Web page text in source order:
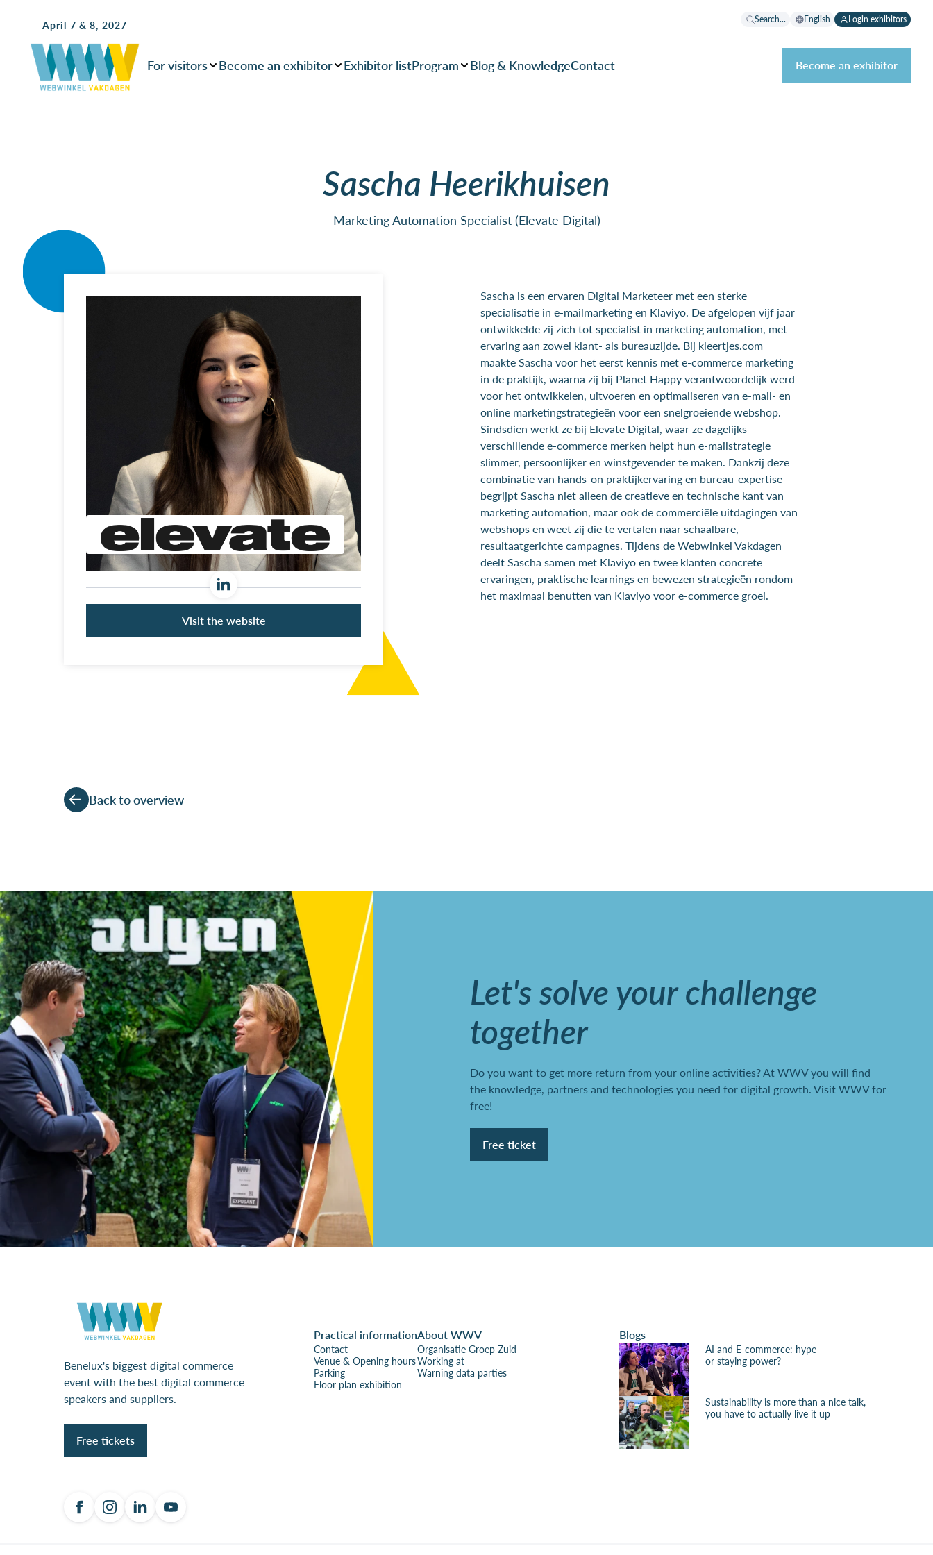
Search... English Login exhibitors
April 7 & 8, 2027
For visitors Become an exhibitor Exhibitor listProgram Blog & KnowledgeContact Become an exhibitor
Sascha Heerikhuisen
Marketing Automation Specialist (Elevate Digital)
Visit the website
Sascha is een ervaren Digital Marketeer met een sterke
specialisatie in e-mailmarketing en Klaviyo. De afgelopen vijf jaar
ontwikkelde zij zich tot specialist in marketing automation, met
ervaring aan zowel klant- als bureauzijde. Bij kleertjes.com
maakte Sascha voor het eerst kennis met e-commerce marketing
in de praktijk, waarna zij bij Planet Happy verantwoordelijk werd
voor het ontwikkelen, uitvoeren en optimaliseren van e-mail- en
online marketingstrategieën voor een snelgroeiende webshop.
Sindsdien werkt ze bij Elevate Digital, waar ze dagelijks
verschillende e-commerce merken helpt hun e-mailstrategie
slimmer, persoonlijker en winstgevender te maken. Dankzij deze
combinatie van hands-on praktijkervaring en bureau-expertise
begrijpt Sascha niet alleen de creatieve en technische kant van
marketing automation, maar ook de commerciële uitdagingen van
webshops en weet zij die te vertalen naar schaalbare,
resultaatgerichte campagnes. Tijdens de Webwinkel Vakdagen
deelt Sascha samen met Klaviyo en twee klanten concrete
ervaringen, praktische learnings en bewezen strategieën rondom
het maximaal benutten van Klaviyo voor e-commerce groei.
Back to overview
Let's solve your challenge
together
Do you want to get more return from your online activities? At WWV you will find
the knowledge, partners and technologies you need for digital growth. Visit WWV for
free!
Free ticket
Benelux's biggest digital commerce
event with the best digital commerce
speakers and suppliers.
Free tickets
Practical information
Contact
Venue & Opening hours
Parking
Floor plan exhibition
About WWV
Organisatie Groep Zuid
Working at
Warning data parties
Blogs
AI and E-commerce: hype
or staying power?
Sustainability is more than a nice talk,
you have to actually live it up